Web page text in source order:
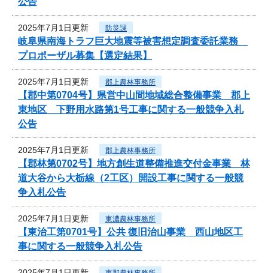
2025年7月1日更新 防災課
岐阜県南海トラフ巨大地震等被害想定調査委託業務
プロポーザル募集【選定結果】
2025年7月1日更新 郡上農林事務所
【郡中第0704号】県営中山間地域総合整備事業 郡上
東地区 下野用水路第1号工事に関する一般競争入札
公告
2025年7月1日更新 郡上農林事務所
【郡林第0702号】地方創生道整備推進交付金事業 林
道大谷から大栃線（2工区）開設工事に関する一般競
争入札公告
2025年7月1日更新 東濃農林事務所
【東治工第0701号】公共 復旧治山事業 西山地区工
事に関する一般競争入札公告